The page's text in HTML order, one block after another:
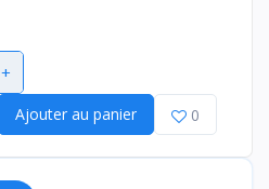
+
Ajouter au panier 0